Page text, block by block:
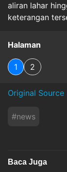
aliran lahar
keterangan
Halaman
1 2
Original Source
#news
Baca Juga